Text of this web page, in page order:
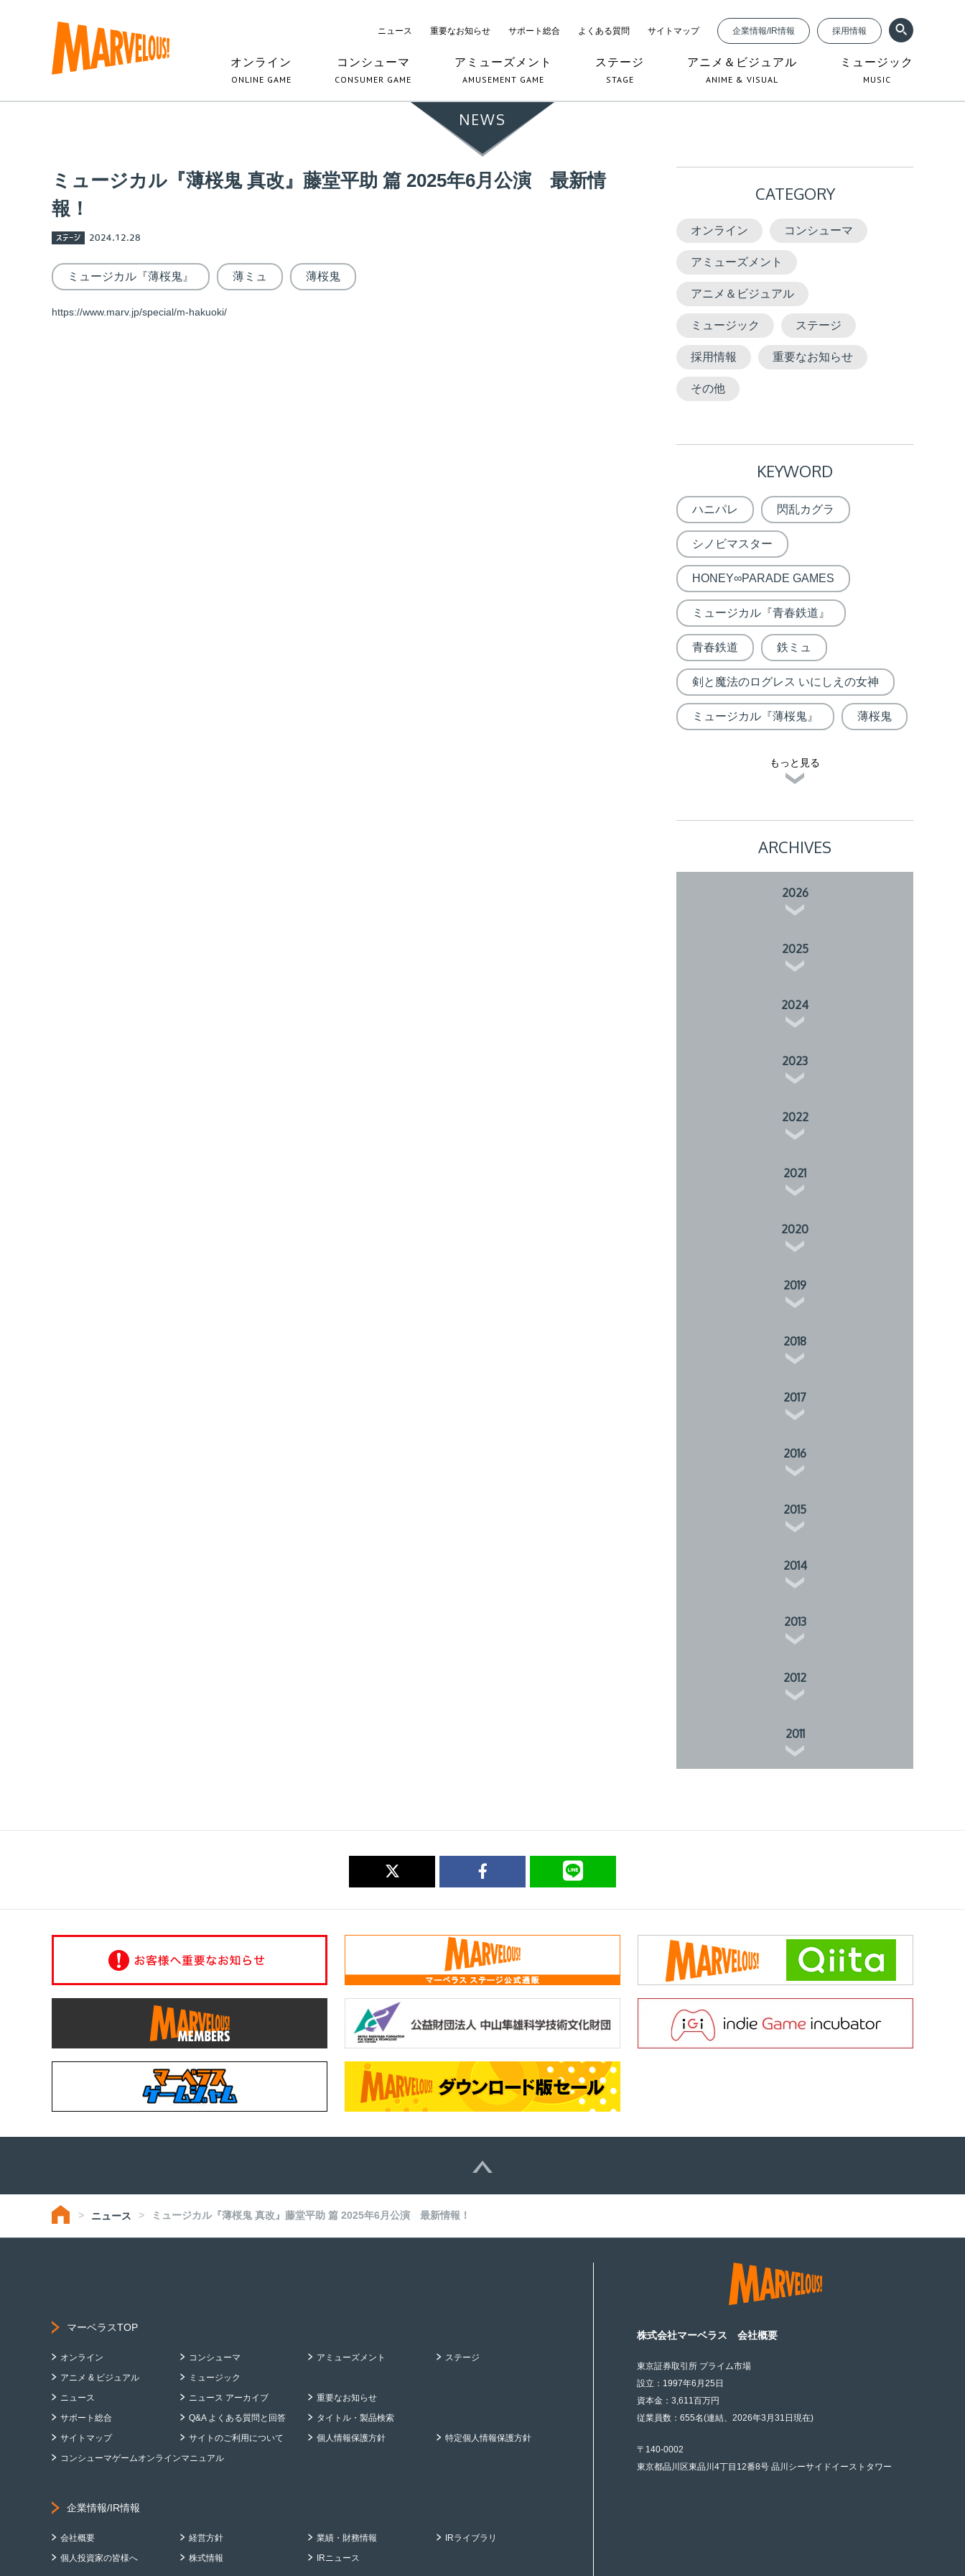
ニュース 重要なお知らせ サポート総合 よくある質問 サイトマップ 企業情報/IR情報 採用情報
オンライン
ONLINE GAME
コンシューマ
CONSUMER GAME
アミューズメント
AMUSEMENT GAME
ステージ
STAGE
アニメ＆ビジュアル
ANIME & VISUAL
ミュージック
MUSIC
NEWS
ミュージカル『薄桜鬼 真改』藤堂平助 篇 2025年6月公演 最新情
報！
ステージ 2024.12.28
ミュージカル『薄桜鬼』 薄ミュ 薄桜鬼
https://www.marv.jp/special/m-hakuoki/
CATEGORY
オンライン コンシューマ
アミューズメント
アニメ＆ビジュアル
ミュージック ステージ
採用情報 重要なお知らせ
その他
KEYWORD
ハニパレ 閃乱カグラ
シノビマスター
HONEY∞PARADE GAMES
ミュージカル『青春鉄道』
青春鉄道 鉄ミュ
剣と魔法のログレス いにしえの女神
ミュージカル『薄桜鬼』 薄桜鬼
もっと見る
ARCHIVES
2026
2025
2024
2023
2022
2021
2020
2019
2018
2017
2016
2015
2014
2013
2012
2011
ニュース ミュージカル『薄桜鬼 真改』藤堂平助 篇 2025年6月公演 最新情報！
マーベラスTOP
オンライン コンシューマ アミューズメント
ステージ
アニメ & ビジュアル
ミュージック
ニュース
ニュース アーカイブ
重要なお知らせ
サポート総合
Q&A よくある質問と回答
タイトル・製品検索
サイトマップ
サイトのご利用について 個人情報保護方針
特定個人情報保護方針
コンシューマゲームオンラインマニュアル
企業情報/IR情報
会社概要 経営方針 業績・財務情報
IRライブラリ
個人投資家の皆様へ
株式情報 IRニュース
株式会社マーベラス 会社概要
東京証券取引所 プライム市場
設立：1997年6月25日
資本金：3,611百万円
従業員数：655名(連結、2026年3月31日現在)
〒140-0002
東京都品川区東品川4丁目12番8号 品川シーサイドイーストタワー